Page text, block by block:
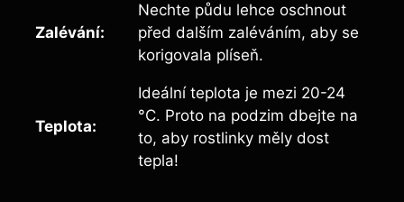
Zalévání:
Nechte půdu lehce oschnout
před dalším zaléváním, aby se
korigovala plíseň.
Teplota:
Ideální teplota je mezi 20-24
°C. Proto na podzim dbejte na
to, aby rostlinky měly dost
tepla!